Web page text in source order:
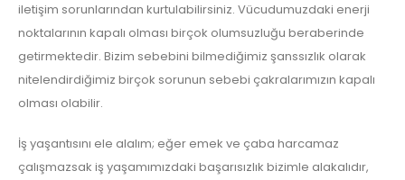
iletişim sorunlarından kurtulabilirsiniz. Vücudumuzdaki enerji
noktalarının kapalı olması birçok olumsuzluğu beraberinde
getirmektedir. Bizim sebebini bilmediğimiz şanssızlık olarak
nitelendirdiğimiz birçok sorunun sebebi çakralarımızın kapalı
olması olabilir.
İş yaşantısını ele alalım; eğer emek ve çaba harcamaz
çalışmazsak iş yaşamımızdaki başarısızlık bizimle alakalıdır,